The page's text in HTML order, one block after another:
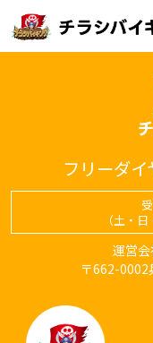
フリーダイ
（土・
運営
〒662-0002